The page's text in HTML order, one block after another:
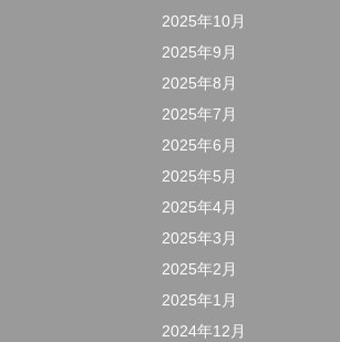
2025年10月
2025年9月
2025年8月
2025年7月
2025年6月
2025年5月
2025年4月
2025年3月
2025年2月
2025年1月
2024年12月